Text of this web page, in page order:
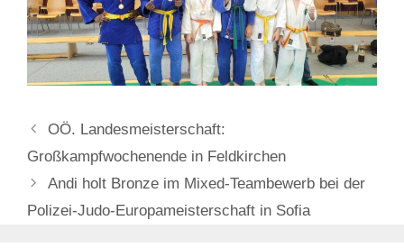
OÖ. Landesmeisterschaft:
Großkampfwochenende in Feldkirchen
Andi holt Bronze im Mixed-Teambewerb bei der
Polizei-Judo-Europameisterschaft in Sofia